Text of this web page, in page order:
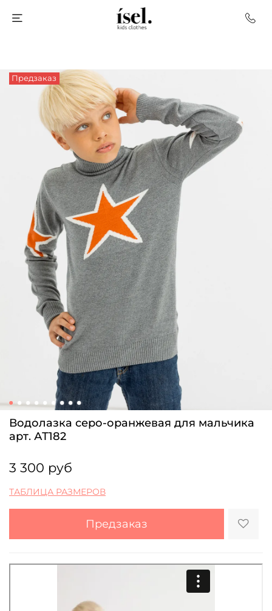
Предзаказ
Водолазка серо-оранжевая для мальчика
арт. АТ182
3 300 руб
ТАБЛИЦА РАЗМЕРОВ
Предзаказ